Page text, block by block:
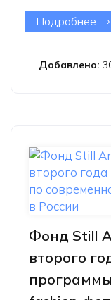
Подробнее
Добавлено:
Фонд Still
второго